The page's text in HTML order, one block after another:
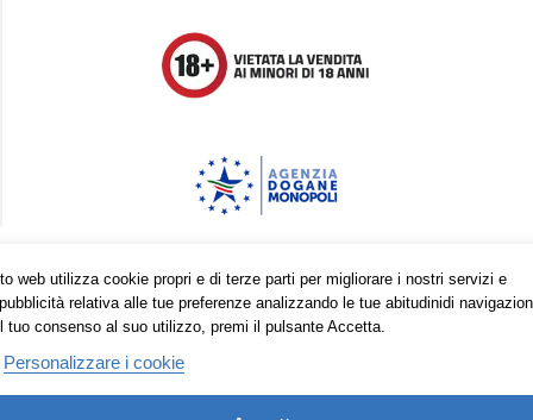
web utilizza cookie propri e di terze parti per migliorare i nostri servizi e
relativa alle tue preferenze analizzando le tue abitudinidi
tuo consenso al suo utilizzo, premi il pulsante Accetta.
Personalizzare i cookie
Trovaci anche su:
FacebookPinterestInstagram
© 2026 - Vape in Italy srls - 10613270965